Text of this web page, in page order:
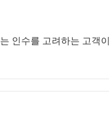
인수를 고려하는 고객